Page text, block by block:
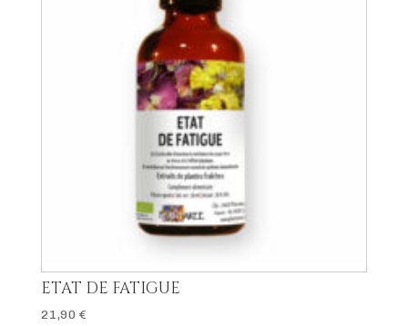
ETAT DE FATIGUE
21,90 €